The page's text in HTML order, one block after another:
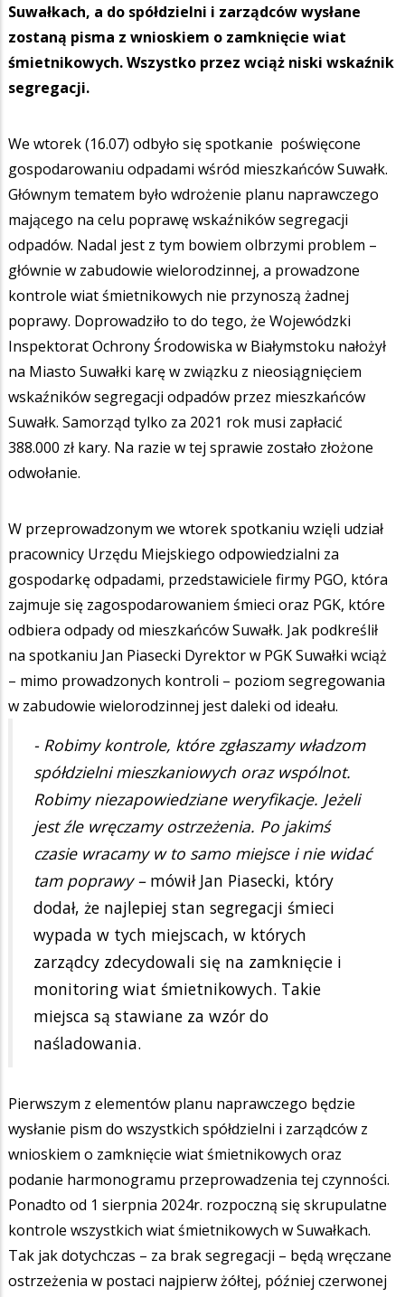
Suwałkach, a do spółdzielni i zarządców wysłane
zostaną pisma z wnioskiem o zamknięcie wiat
śmietnikowych. Wszystko przez wciąż niski wskaźnik
segregacji.
We wtorek (16.07) odbyło się spotkanie poświęcone
gospodarowaniu odpadami wśród mieszkańców Suwałk.
Głównym tematem było wdrożenie planu naprawczego
mającego na celu poprawę wskaźników segregacji
odpadów. Nadal jest z tym bowiem olbrzymi problem –
głównie w zabudowie wielorodzinnej, a prowadzone
kontrole wiat śmietnikowych nie przynoszą żadnej
poprawy. Doprowadziło to do tego, że Wojewódzki
Inspektorat Ochrony Środowiska w Białymstoku nałożył
na Miasto Suwałki karę w związku z nieosiągnięciem
wskaźników segregacji odpadów przez mieszkańców
Suwałk. Samorząd tylko za 2021 rok musi zapłacić
388.000 zł kary. Na razie w tej sprawie zostało złożone
odwołanie.
W przeprowadzonym we wtorek spotkaniu wzięli udział
pracownicy Urzędu Miejskiego odpowiedzialni za
gospodarkę odpadami, przedstawiciele firmy PGO, która
zajmuje się zagospodarowaniem śmieci oraz PGK, które
odbiera odpady od mieszkańców Suwałk. Jak podkreślił
na spotkaniu Jan Piasecki Dyrektor w PGK Suwałki wciąż
– mimo prowadzonych kontroli – poziom segregowania
w zabudowie wielorodzinnej jest daleki od ideału.
- Robimy kontrole, które zgłaszamy władzom
spółdzielni mieszkaniowych oraz wspólnot.
Robimy niezapowiedziane weryfikacje. Jeżeli
jest źle wręczamy ostrzeżenia. Po jakimś
czasie wracamy w to samo miejsce i nie widać
tam poprawy –mówił Jan Piasecki, który
dodał, że najlepiej stan segregacji śmieci
wypada w tych miejscach, w których
zarządcy zdecydowali się na zamknięcie i
monitoring wiat śmietnikowych. Takie
miejsca są stawiane za wzór do
naśladowania.
Pierwszym z elementów planu naprawczego będzie
wysłanie pism do wszystkich spółdzielni i zarządców z
wnioskiem o zamknięcie wiat śmietnikowych oraz
podanie harmonogramu przeprowadzenia tej czynności.
Ponadto od 1 sierpnia 2024r. rozpoczną się skrupulatne
kontrole wszystkich wiat śmietnikowych w Suwałkach.
Tak jak dotychczas – za brak segregacji – będą wręczane
ostrzeżenia w postaci najpierw żółtej, później czerwonej